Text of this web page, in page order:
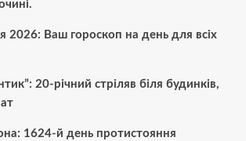
2026: Ваш гороскоп на день для всіх
20-річний стріляв біля будинків,
1624-й день протистояння